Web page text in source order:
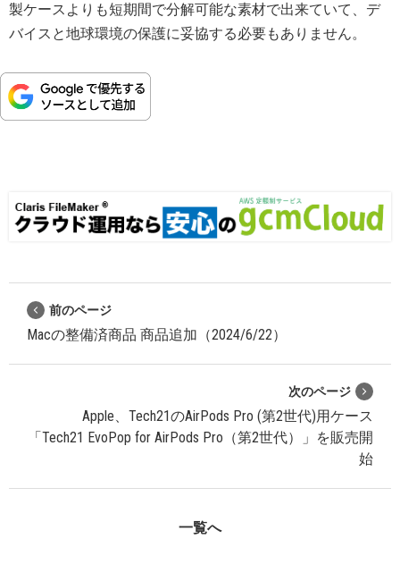
製ケースよりも短期間で分解可能な素材で出来ていて、デ
バイスと地球環境の保護に妥協する必要もありません。
前のページ
Macの整備済商品 商品追加（2024/6/22）
次のページ
Apple、Tech21のAirPods Pro (第2世代)用ケース
「Tech21 EvoPop for AirPods Pro（第2世代）」を販売開
始
一覧へ